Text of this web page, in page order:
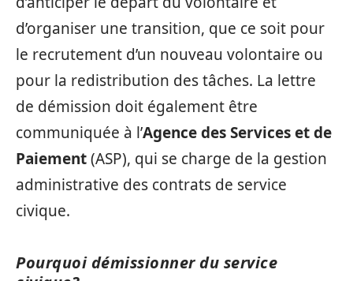
d’organiser une transition, que ce soit pour
le recrutement d’un nouveau volontaire ou
pour la redistribution des tâches. La lettre
de démission doit également être
communiquée à l’Agence des Services et de
Paiement(ASP), qui se charge de la gestion
administrative des contrats de service
civique.
Pourquoi démissionner du service